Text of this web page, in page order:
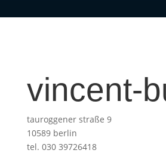
vincent-
tauroggener straße 9
10589 berlin
tel. 030 39726418